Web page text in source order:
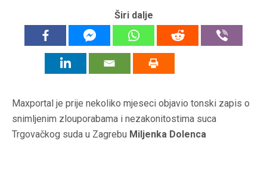
Širi dalje
Maxportal je prije nekoliko mjeseci objavio tonski zapis o
snimljenim zlouporabama i nezakonitostima suca
Trgovačkog suda u Zagrebu Miljenka Dolenca